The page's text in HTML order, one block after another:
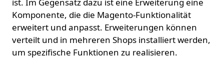
Komponente, die die Magento-Funktionalität
erweitert und anpasst. Erweiterungen können
verteilt und in mehreren Shops installiert werden,
um spezifische Funktionen zu realisieren.